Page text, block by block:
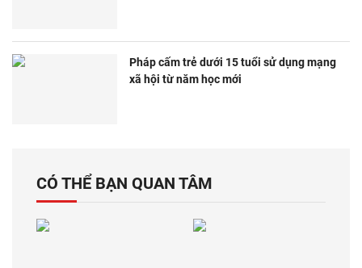
Pháp cấm trẻ dưới 15 tuổi sử dụng mạng
xã hội từ năm học mới
CÓ THỂ BẠN QUAN TÂM